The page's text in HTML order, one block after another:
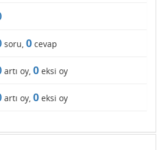
soru, 0 cevap
artı oy, 0 eksi oy
artı oy, 0 eksi oy